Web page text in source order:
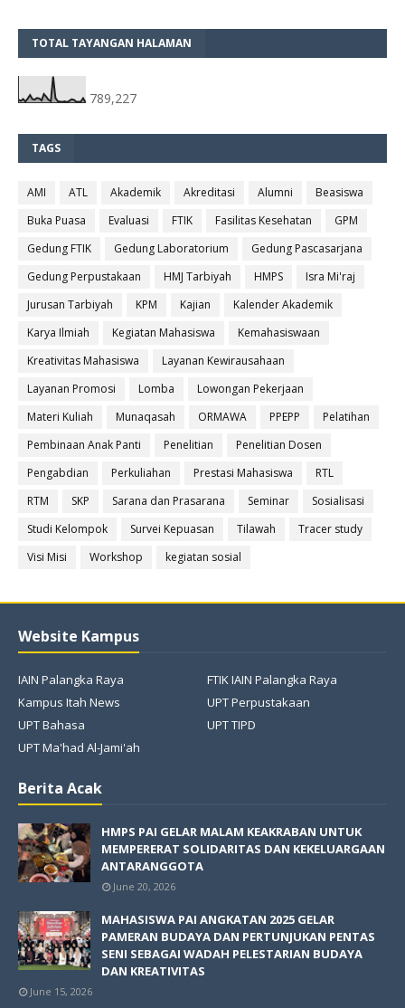
TOTAL TAYANGAN HALAMAN
789,227
TAGS
AMI ATL Akademik Akreditasi Alumni
Beasiswa
Buka Puasa
Evaluasi FTIK Fasilitas Kesehatan
GPM
Gedung FTIK
Gedung Laboratorium
Gedung Pascasarjana
Gedung Perpustakaan
HMJ Tarbiyah HMPS
Isra Mi'raj
Jurusan Tarbiyah
KPM Kajian
Kalender Akademik
Karya Ilmiah
Kegiatan Mahasiswa
Kemahasiswaan
Kreativitas Mahasiswa
Layanan Kewirausahaan
Layanan Promosi
Lomba
Lowongan Pekerjaan
Materi Kuliah
Munaqasah ORMAWA PPEPP
Pelatihan
Pembinaan Anak Panti
Penelitian
Penelitian Dosen
Pengabdian
Perkuliahan Prestasi Mahasiswa
RTL
RTM
SKP Sarana dan Prasarana Seminar
Sosialisasi
Studi Kelompok
Survei Kepuasan Tilawah
Tracer study
Visi Misi
Workshop kegiatan sosial
Website Kampus
IAIN Palangka Raya
FTIK IAIN Palangka Raya
Kampus Itah News
UPT Perpustakaan
UPT Bahasa
UPT TIPD
UPT Ma'had Al-Jami'ah
Berita Acak
HMPS PAI GELAR MALAM KEAKRABAN UNTUK
MEMPERERAT SOLIDARITAS DAN KEKELUARGAAN
ANTARANGGOTA
June 20, 2026
MAHASISWA PAI ANGKATAN 2025 GELAR
PAMERAN BUDAYA DAN PERTUNJUKAN PENTAS
SENI SEBAGAI WADAH PELESTARIAN BUDAYA
DAN KREATIVITAS
June 15, 2026